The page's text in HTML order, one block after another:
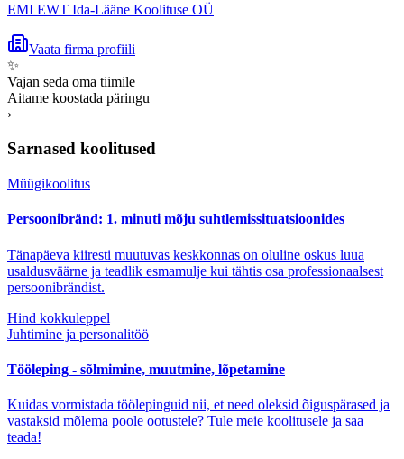
EMI EWT Ida-Lääne Koolituse OÜ
Vaata firma profiili
✨
Vajan seda oma tiimile
Aitame koostada päringu
›
Sarnased koolitused
Müügikoolitus
Persoonibränd: 1. minuti mõju suhtlemissituatsioonides
Tänapäeva kiiresti muutuvas keskkonnas on oluline oskus luua
usaldusväärne ja teadlik esmamulje kui tähtis osa professionaalsest
persoonibrändist.
Hind kokkuleppel
Juhtimine ja personalitöö
Tööleping - sõlmimine, muutmine, lõpetamine
Kuidas vormistada töölepinguid nii, et need oleksid õiguspärased ja
vastaksid mõlema poole ootustele? Tule meie koolitusele ja saa
teada!